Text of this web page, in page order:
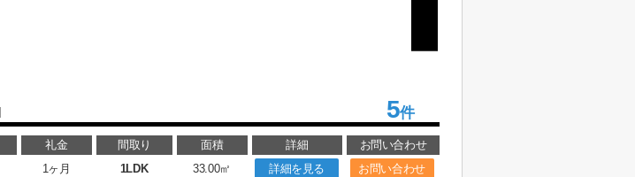
5件
礼金 間取り 面積 詳細
お問い合わせ
1ヶ月 1LDK 33.00㎡ 詳細を見る お問い合わせ